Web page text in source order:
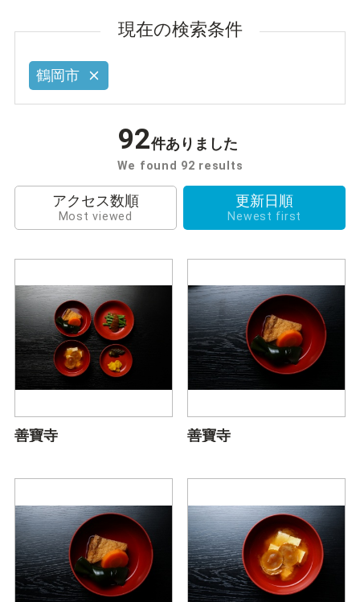
現在の検索条件
鶴岡市
92件ありました
We found 92 results
アクセス数順
Most viewed
更新日順
Newest first
善寶寺 善寶寺